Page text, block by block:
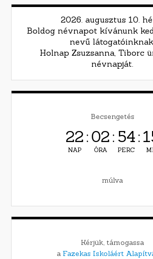
2026. augusztus 10.
Boldog névnapot kívánunk
nevű
Holnap Zsuzsanna, Tiborc
névnapját.
Becsengetés
22
NAP
:02
ÓRA
: 54
PERC
:
múlva
Kérjük, támogassa
a Fazekas Iskoláért